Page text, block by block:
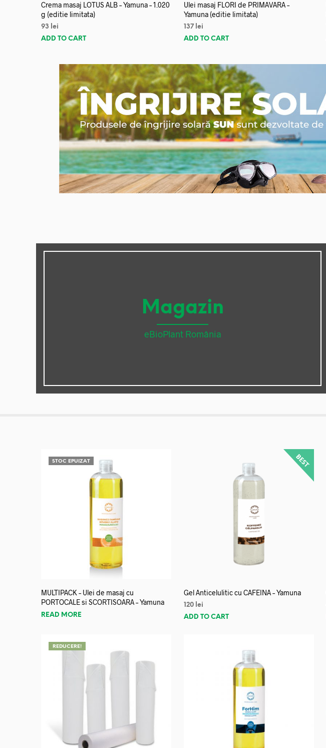
Crema masaj LOTUS ALB – Yamuna – 1.020
g (editie limitata)
93
lei
ADD TO CART
Ulei masaj FLORI de PRIMAVARA –
Yamuna (editie limitata)
137 lei
ADD TO CART
Magazin
eBioPlant România
STOC EPUIZAT
MULTIPACK – Ulei de masaj cu
PORTOCALE si SCORTISOARA – Yamuna
READ MORE
Gel Anticelulitic cu CAFEINA – Yamuna
120 lei
ADD TO CART
REDUCERE!